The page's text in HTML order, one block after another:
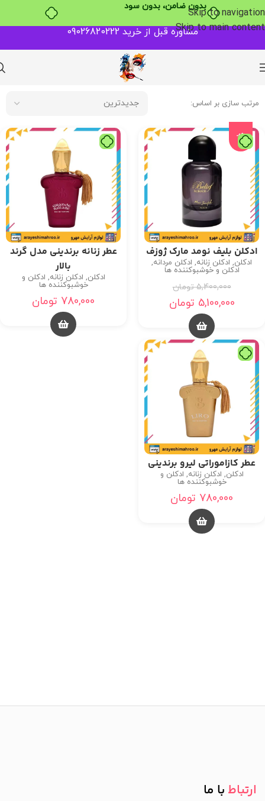
Skip to navigation
Skip to main contentمشاوره قبل از خرید 09026820222
مرتب سازی بر اساس:
-6%
ادکلن بلیف نومد مارک ژوزف
ادکلن, ادکلن زنانه, ادکلن مردانه,
ادکلن و خوشبوکننده ها
5,400,000 تومان
5,100,000 تومان
عطر زنانه برندینی مدل گرند
بالار
ادکلن, ادکلن زنانه, ادکلن و
خوشبوکننده ها
780,000 تومان
عطر کازاموراتی لیرو برندینی
ادکلن, ادکلن زنانه, ادکلن و
خوشبوکننده ها
780,000 تومان
ارتباط با ما